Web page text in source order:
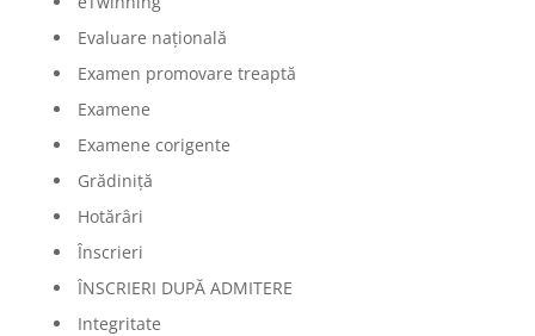
Evaluare națională
Examen promovare treaptă
Examene
Examene corigente
Grădiniță
Hotărâri
Înscrieri
ÎNSCRIERI DUPĂ ADMITERE
Integritate